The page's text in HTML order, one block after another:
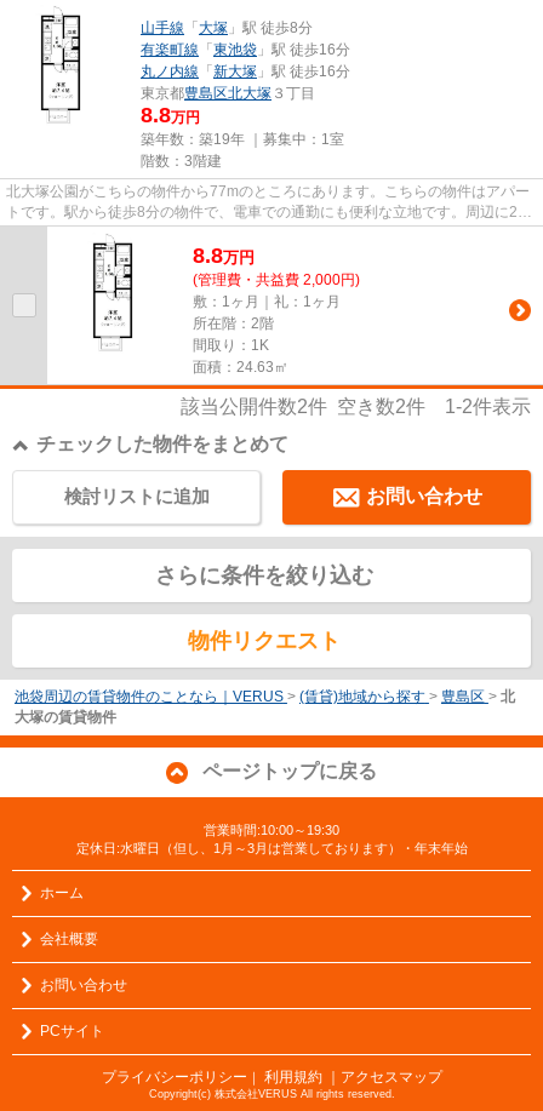
山手線 「 大塚 」駅 徒歩8分
有楽町線 「 東池袋 」駅 徒歩16分
丸ノ内線 「 新大塚 」駅 徒歩16分
東京都豊島区北大塚 ３丁目
8.8万円
築年数：築19年 ｜募集中： 1室
階数：3階建
北大塚公園がこちらの物件から77mのところにあります。こちらの物件はアパー
トです。駅から徒歩8分の物件で、電車での通勤にも便利な立地です。周辺に2駅
あるので電車通勤しやすいです...
8.8万円
(管理費・共益費 2,000円)
敷：1ヶ月｜礼：1ヶ月
所在階：2階
間取り：1K
面積：24.63㎡
該当公開件数2件 空き数2件 1-2件表示
チェックした物件をまとめて
お問い合わせ
検討リストに追加
さらに条件を絞り込む
物件リクエスト
池袋周辺の賃貸物件のことなら｜VERUS > (賃貸)地域から探す > 豊島区 > 北
大塚の賃貸物件
ページトップに戻る
営業時間:10:00～19:30
定休日:水曜日（但し、1月～3月は営業しております）・年末年始
ホーム
会社概要
お問い合わせ
PCサイト
プライバシーポリシー ｜ 利用規約 ｜アクセスマップ
Copyright(c) 株式会社VERUS All rights reserved.